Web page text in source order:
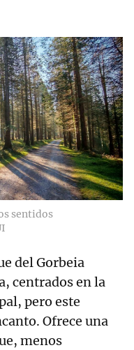
sentidos
del Gorbeia
centrados en la
pero este
Ofrece una
menos